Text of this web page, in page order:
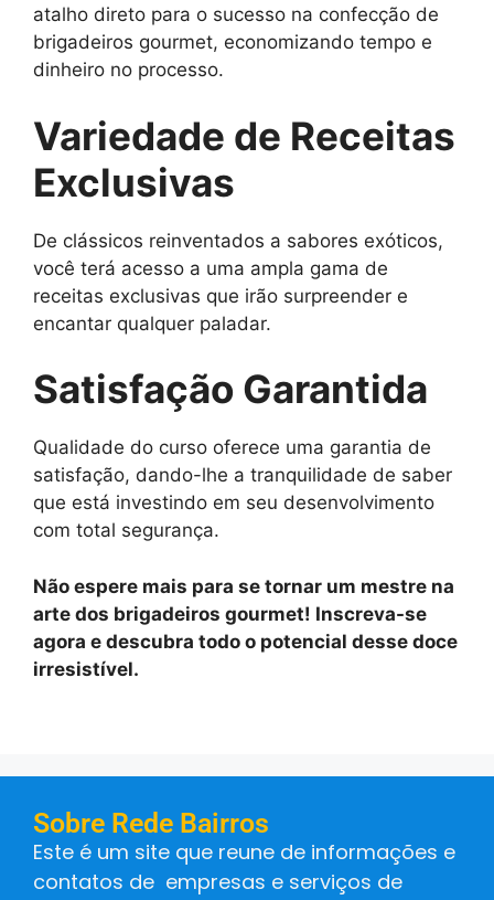
atalho direto para o sucesso na confecção de
brigadeiros gourmet, economizando tempo e
dinheiro no processo.
Variedade de Receitas
Exclusivas
De clássicos reinventados a sabores exóticos,
você terá acesso a uma ampla gama de
receitas exclusivas que irão surpreender e
encantar qualquer paladar.
Satisfação Garantida
Qualidade do curso oferece uma garantia de
satisfação, dando-lhe a tranquilidade de saber
que está investindo em seu desenvolvimento
com total segurança.
Não espere mais para se tornar um mestre na
arte dos brigadeiros gourmet! Inscreva-se
agora e descubra todo o potencial desse doce
irresistível.
Sobre Rede Bairros
Este é um site que reune de informações e
contatos de empresas e serviços de